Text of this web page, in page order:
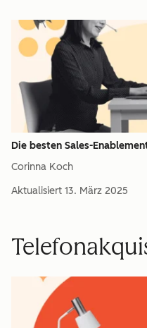
Die besten Sales-
Corinna Koch
Aktualisiert 13. März 2025